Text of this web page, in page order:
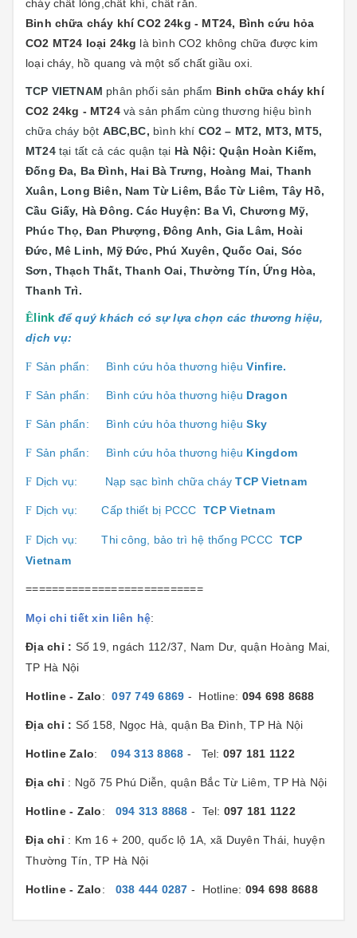
cháy chất lỏng,chất khí, chất rắn.
Binh chữa cháy khí CO2 24kg - MT24, Bình cứu hỏa
CO2 MT24 loại 24kg là bình CO2 không chữa được kim
loại cháy, hồ quang và một số chất giầu oxi.
TCP VIETNAM phân phối sản phẩm Binh chữa cháy khí
CO2 24kg - MT24 và sản phẩm cùng thương hiệu bình
chữa cháy bột ABC,BC, bình khí CO2 – MT2, MT3, MT5,
MT24tại tất cả các quận tại Hà Nội: Quận Hoàn Kiếm,
Đống Đa, Ba Đình, Hai Bà Trưng, Hoàng Mai, Thanh
Xuân, Long Biên, Nam Từ Liêm, Bắc Từ Liêm, Tây Hồ,
Cầu Giấy, Hà Đông. Các Huyện: Ba Vì, Chương Mỹ,
Phúc Thọ, Đan Phượng, Đông Anh, Gia Lâm, Hoài
Đức, Mê Linh, Mỹ Đức, Phú Xuyên, Quốc Oai, Sóc
Sơn, Thạch Thất, Thanh Oai, Thường Tín, Ứng Hòa,
Thanh Trì.
Ê link để quý khách có sự lựa chọn các thương hiệu,
dịch vụ:
F Sản phẩn: Bình cứu hỏa thương hiệuVinfire.
F Sản phẩn: Bình cứu hỏa thương hiệu Dragon
F Sản phẩn: Bình cứu hỏa thương hiệuSky
F Sản phẩn: Bình cứu hỏa thương hiệu Kingdom
F Dịch vụ: Nạp sạc bình chữa cháyTCP Vietnam
F Dịch vụ:Cấp thiết bị PCCC TCP Vietnam
F Dịch vụ:Thi công, bảo trì hệ thống PCCC TCP
Vietnam
===========================
Mọi chi tiết xin liên hệ:
Địa chỉ : Số 19, ngách 112/37, Nam Dư, quận Hoàng Mai,
TP Hà Nội
Hotline - Zalo:097 749 6869 - Hotline: 094 698 8688
Địa chỉ : Số 158, Ngọc Hà, quận Ba Đình, TP Hà Nội
Hotline Zalo:094 313 8868 - Tel: 097 181 1122
Địa chỉ : Ngõ 75 Phú Diễn, quận Bắc Từ Liêm, TP Hà Nội
Hotline - Zalo: 094 313 8868 - Tel: 097 181 1122
Địa chỉ : Km 16 + 200, quốc lộ 1A, xã Duyên Thái, huyện
Thường Tín, TP Hà Nội
Hotline - Zalo: 038 444 0287 - Hotline: 094 698 8688